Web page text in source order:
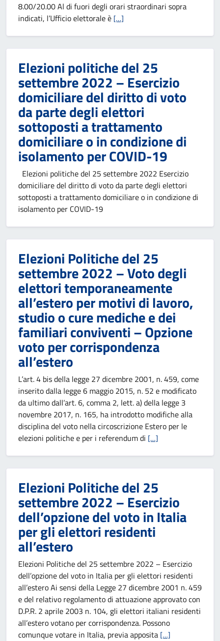
8.00/20.00 Al di fuori degli orari straordinari sopra
indicati, l’Ufficio elettorale è […]
Elezioni politiche del 25
settembre 2022 – Esercizio
domiciliare del diritto di voto
da parte degli elettori
sottoposti a trattamento
domiciliare o in condizione di
isolamento per COVID-19
Elezioni politiche del 25 settembre 2022 Esercizio
domiciliare del diritto di voto da parte degli elettori
sottoposti a trattamento domiciliare o in condizione di
isolamento per COVID-19
Elezioni Politiche del 25
settembre 2022 – Voto degli
elettori temporaneamente
all’estero per motivi di lavoro,
studio o cure mediche e dei
familiari conviventi – Opzione
voto per corrispondenza
all’estero
L’art. 4 bis della legge 27 dicembre 2001, n. 459, come
inserito dalla legge 6 maggio 2015, n. 52 e modificato
da ultimo dall’art. 6, comma 2, lett. a) della legge 3
novembre 2017, n. 165, ha introdotto modifiche alla
disciplina del voto nella circoscrizione Estero per le
elezioni politiche e per i referendum di […]
Elezioni Politiche del 25
settembre 2022 – Esercizio
dell’opzione del voto in Italia
per gli elettori residenti
all’estero
Elezioni Politiche del 25 settembre 2022 – Esercizio
dell’opzione del voto in Italia per gli elettori residenti
all’estero Ai sensi della Legge 27 dicembre 2001 n. 459
e del relativo regolamento di attuazione approvato con
D.P.R. 2 aprile 2003 n. 104, gli elettori italiani residenti
all’estero votano per corrispondenza. Possono
comunque votare in Italia, previa apposita […]